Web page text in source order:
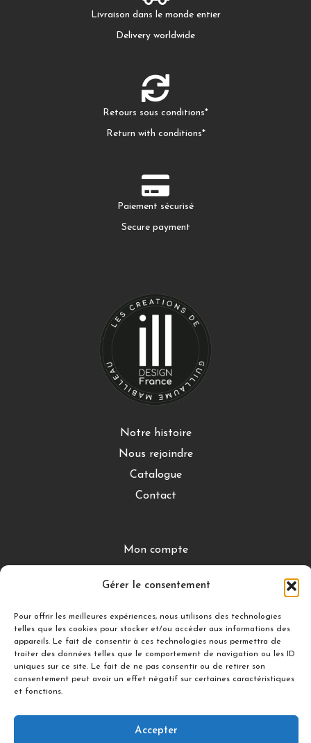
Gérer le consentement
Pour offrir les meilleures expériences, nous utilisons des technologies
telles que les cookies pour stocker et/ou accéder aux informations des
appareils. Le fait de consentir à ces technologies nous permettra de
traiter des données telles que le comportement de navigation ou les ID
uniques sur ce site. Le fait de ne pas consentir ou de retirer son
consentement peut avoir un effet négatif sur certaines caractéristiques
et fonctions.
Accepter
Livraison dans le monde entier
Delivery worldwide
Retours sous conditions*
Return with conditions*
Paiement sécurisé
Secure payment
Notre histoire
Nous rejoindre
Catalogue
Contact
Mon compte
Mentions légales
Conditions de retour
DÉCOUVRIR